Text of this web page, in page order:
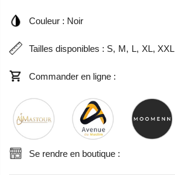
Couleur : Noir
Tailles disponibles : S M L XL XXL
Commander en ligne :
Se rendre en boutique :